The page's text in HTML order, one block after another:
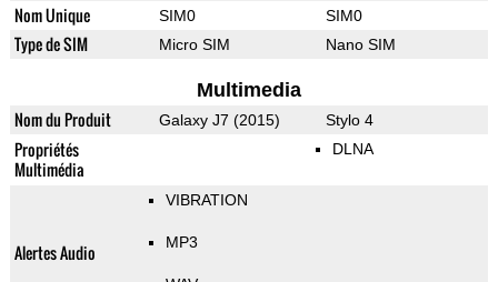
Nom Unique SIM0 SIM0
Type de SIM Micro SIM Nano SIM
Multimedia
Nom du Produit Galaxy J7 (2015) Stylo 4
Propriétés
Multimédia
DLNA
Alertes Audio
VIBRATION
MP3